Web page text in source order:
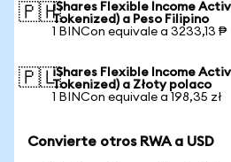
🇵🇭iShares Flexible Income
Tokenized) a Peso Filipino
1 BINCon equivale a 3233,13 ₱
🇵🇱iShares Flexible Income
Tokenized) a Złoty polaco
1 BINCon equivale a 198,35 zł
Convierte otros RWA a USD